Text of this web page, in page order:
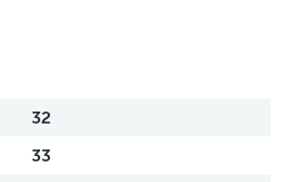
32
33